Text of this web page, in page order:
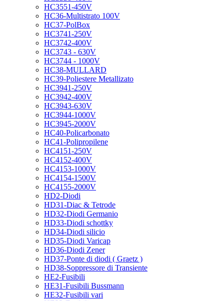
HC3551-450V
HC36-Multistrato 100V
HC37-PolBox
HC3741-250V
HC3742-400V
HC3743 - 630V
HC3744 - 1000V
HC38-MULLARD
HC39-Poliestere Metallizato
HC3941-250V
HC3942-400V
HC3943-630V
HC3944-1000V
HC3945-2000V
HC40-Policarbonato
HC41-Polipropilene
HC4151-250V
HC4152-400V
HC4153-1000V
HC4154-1500V
HC4155-2000V
HD2-Diodi
HD31-Diac & Tetrode
HD32-Diodi Germanio
HD33-Diodi schottky
HD34-Diodi silicio
HD35-Diodi Varicap
HD36-Diodi Zener
HD37-Ponte di diodi ( Graetz )
HD38-Soppressore di Transiente
HE2-Fusibili
HE31-Fusibili Bussmann
HE32-Fusibili vari